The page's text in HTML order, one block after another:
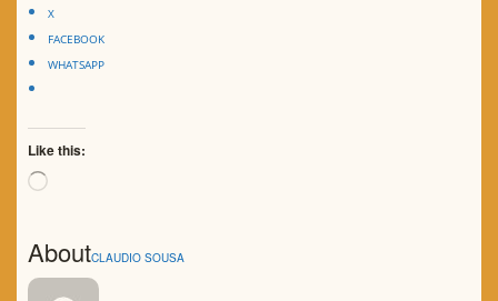
X
FACEBOOK
WHATSAPP
Like this:
Loading…
AboutCLAUDIO SOUSA